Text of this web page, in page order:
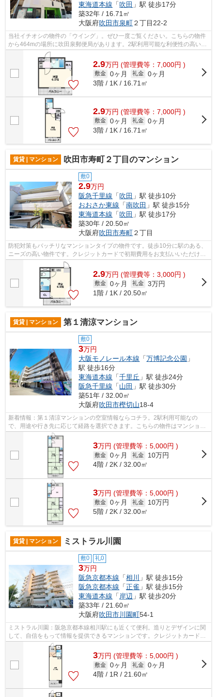
東海道本線 「吹田 」駅 徒歩17分
築32年 / 16.71㎡
大阪府吹田市泉町２丁目22-2
当社イチオシの物件の「ウイング」。ぜひ一度ご覧ください。こちらの物件
から464mの場所に吹田泉郵便局があります。2駅利用可能な利便性の高い物
件です。自分好みの外観で選びたい方、...
2.9万円 (管理費等：7,000円 )
敷金 0ヶ月 礼金 0ヶ月
3階 / 1K / 16.71㎡
2.9万円 (管理費等：7,000円 )
敷金 0ヶ月 礼金 0ヶ月
3階 / 1K / 16.71㎡
賃貸 | マンション 吹田市寿町２丁目のマンション
敷0
2.9万円
阪急千里線 「吹田 」駅 徒歩10分
おおさか東線 「南吹田 」駅 徒歩15分
東海道本線 「吹田 」駅 徒歩17分
築30年 / 20.50㎡
大阪府吹田市寿町２丁目
防犯対策もバッチリなマンションタイプの物件です。徒歩10分に駅のある、
ニーズの高い物件です。クレジットカードで初期費用をお支払いいただける
物件です。ALC構造による高い遮音効果...
2.9万円 (管理費等：3,000円 )
敷金 0ヶ月 礼金 3万円
1階 / 1K / 20.50㎡
賃貸 | マンション 第１清涼マンション
敷0
3万円
大阪モノレール本線 「万博記念公園 」
駅 徒歩16分
東海道本線 「千里丘 」駅 徒歩24分
阪急千里線 「山田 」駅 徒歩30分
築51年 / 32.00㎡
大阪府吹田市樫切山18-4
新着情報：第１清涼マンションの空室情報ならコチラ。2駅利用可能なの
で、用途や行き先に応じて経路を選択できます。こちらの物件はマンション
です。安全面を気にする方、まずは鉄骨造...
3万円 (管理費等：5,000円 )
敷金 0ヶ月 礼金
10万円
4階 / 2K / 32.00㎡
3万円 (管理費等：5,000円 )
敷金 0ヶ月 礼金
10万円
5階 / 2K / 32.00㎡
賃貸 | マンション ミストラル川園
敷0 礼0
3万円
阪急京都本線 「相川
」駅 徒歩15分
阪急京都本線 「正雀 」駅 徒歩15分
東海道本線 「 岸辺 」駅 徒歩20分
築33年 / 21.60㎡
大阪府吹田市川園町54-1
ミストラル川園：阪急京都本線相川駅にも近くて便利。造りとデザインに関
して、自信をもって情報を提供できるマンションです。クレジットカードで
初期費用がお支払いいただけるので、...
3万円 (管理費等：5,000円 )
敷金 0ヶ月 礼金 0ヶ月
4階 / 1R / 21.60㎡